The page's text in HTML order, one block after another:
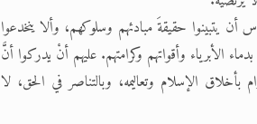
أن يتبينوا حقيقةَ مبادئهم وسلوكهم، وألا ينخدعوا
الأبرياء وأقواتهم وكرامتهم. عليهم أنْ يدركوا أنَّ
بأخلاق الإسلام وتعاليمه، وبالتناصر في الحق، لا